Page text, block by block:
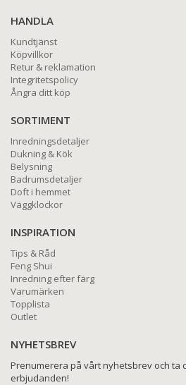
HANDLA
Kundtjänst
Köpvillkor
Retur & reklamation
Integritetspolicy
Ångra ditt köp
SORTIMENT
Inredningsdetaljer
Dukning & Kök
Belysning
Badrumsdetaljer
Doft i hemmet
Väggklockor
INSPIRATION
Tips & Råd
Feng Shui
Inredning efter färg
Varumärken
Topplista
Outlet
NYHETSBREV
Prenumerera på vårt nyhetsbrev och ta
erbjudanden!